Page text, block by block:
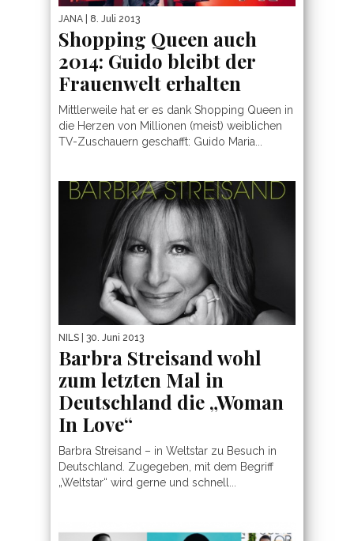
JANA | 8. Juli 2013
Shopping Queen auch
2014: Guido bleibt der
Frauenwelt erhalten
Mittlerweile hat er es dank Shopping Queen in
die Herzen von Millionen (meist) weiblichen
TV-Zuschauern geschafft: Guido Maria...
NILS | 30. Juni 2013
Barbra Streisand wohl
zum letzten Mal in
Deutschland die „Woman
In Love“
Barbra Streisand – in Weltstar zu Besuch in
Deutschland. Zugegeben, mit dem Begriff
„Weltstar“ wird gerne und schnell...